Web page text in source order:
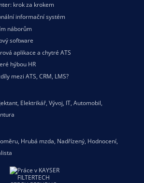
krok za krokem
informační systém
náborům
software
aplikace a chytré ATS
hýbou HR
mezi ATS, CRM, LMS?
, Elektrikář, Vývoj, IT, Automobil,
, Hrubá mzda, Nadřízený, Hodnocení,